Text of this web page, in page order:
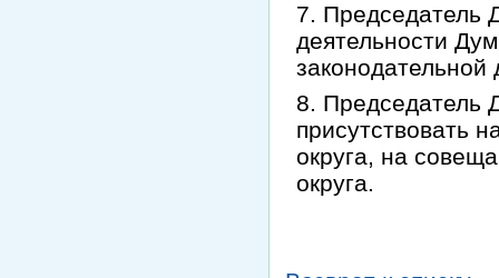
7. Председатель
деятельности
8. Председатель
присутствовать
округа, на
округа.